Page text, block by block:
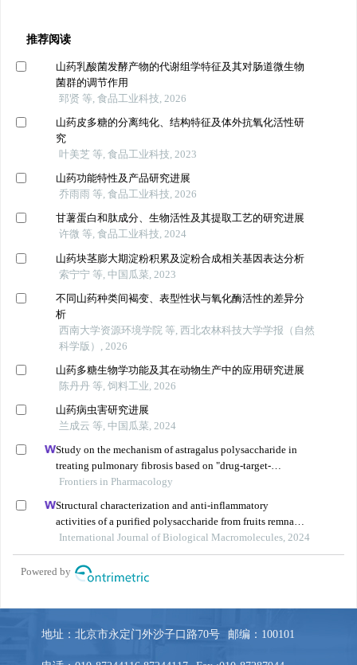
地址：北京市永定门外沙子口路70号 邮编：100101